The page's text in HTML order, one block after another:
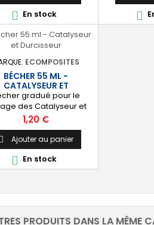
 En stock 
ECOMPOSITES
BÉCHER 55 ML -
CATALYSEUR ET
DURCISSEUR
gradué pour le
des Catalyseur et
Capacité 55 ml
pour préparer la
nécessaire.
Prix
1,20 €
 Ajouter au panier
 En stock
PRODUITS DANS LA MÊME